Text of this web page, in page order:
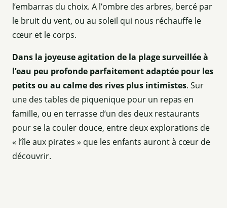
l’embarras du choix. A l’ombre des arbres, bercé par
le bruit du vent, ou au soleil qui nous réchauffe le
cœur et le corps.
Dans la joyeuse agitation de la plage surveillée à
l’eau peu profonde parfaitement adaptée pour les
petits ou au calme des rives plus intimistes. Sur
une des tables de piquenique pour un repas en
famille, ou en terrasse d’un des deux restaurants
pour se la couler douce, entre deux explorations de
« l’île aux pirates » que les enfants auront à cœur de
découvrir.